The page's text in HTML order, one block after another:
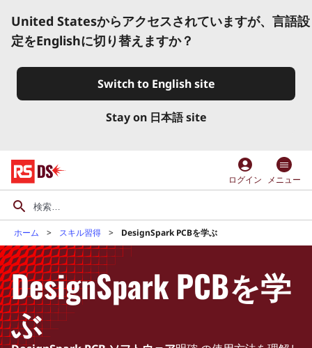
United Statesからアクセスされていますが、言語設
定をEnglishに切り替えますか？
Switch to English site
Stay on 日本語 site
account_circle
ログイン メニュー
ホーム スキル習得 DesignSpark PCBを学ぶ
DesignSpark PCBを学
ぶ